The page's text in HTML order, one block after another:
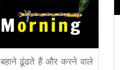
ढूंढते हैं और करने वाले